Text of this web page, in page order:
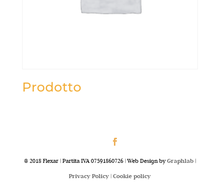
Prodotto
@ 2018 Flexar | Partita IVA 07591860726 | Web Design byGraphlab|
Privacy Policy |Cookie policy